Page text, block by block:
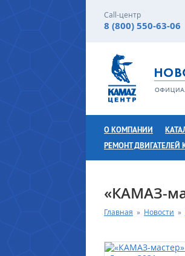
Call-центр
8 (800) 550-63-06
О КОМПАНИИ
РЕМОНТ ДВИГАТЕЛЕЙ
«КАМАЗ-
Главная » Новости »